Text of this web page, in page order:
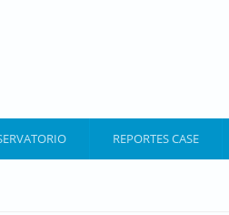
REPORTES CASE